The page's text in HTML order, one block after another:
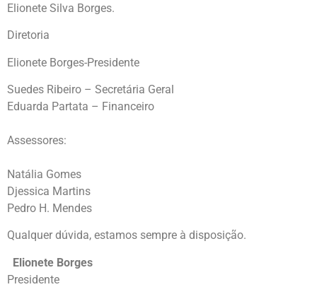
Elionete Silva Borges.
Diretoria
Elionete Borges-Presidente
Suedes Ribeiro – Secretária Geral
Eduarda Partata – Financeiro
Assessores:
Natália Gomes
Djessica Martins
Pedro H. Mendes
Qualquer dúvida, estamos sempre à disposição.
Elionete Borges
Presidente